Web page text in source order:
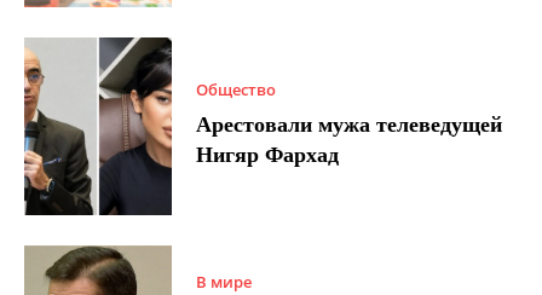
Общество
Арестовали мужа телеведущей
Нигяр Фархад
В мире